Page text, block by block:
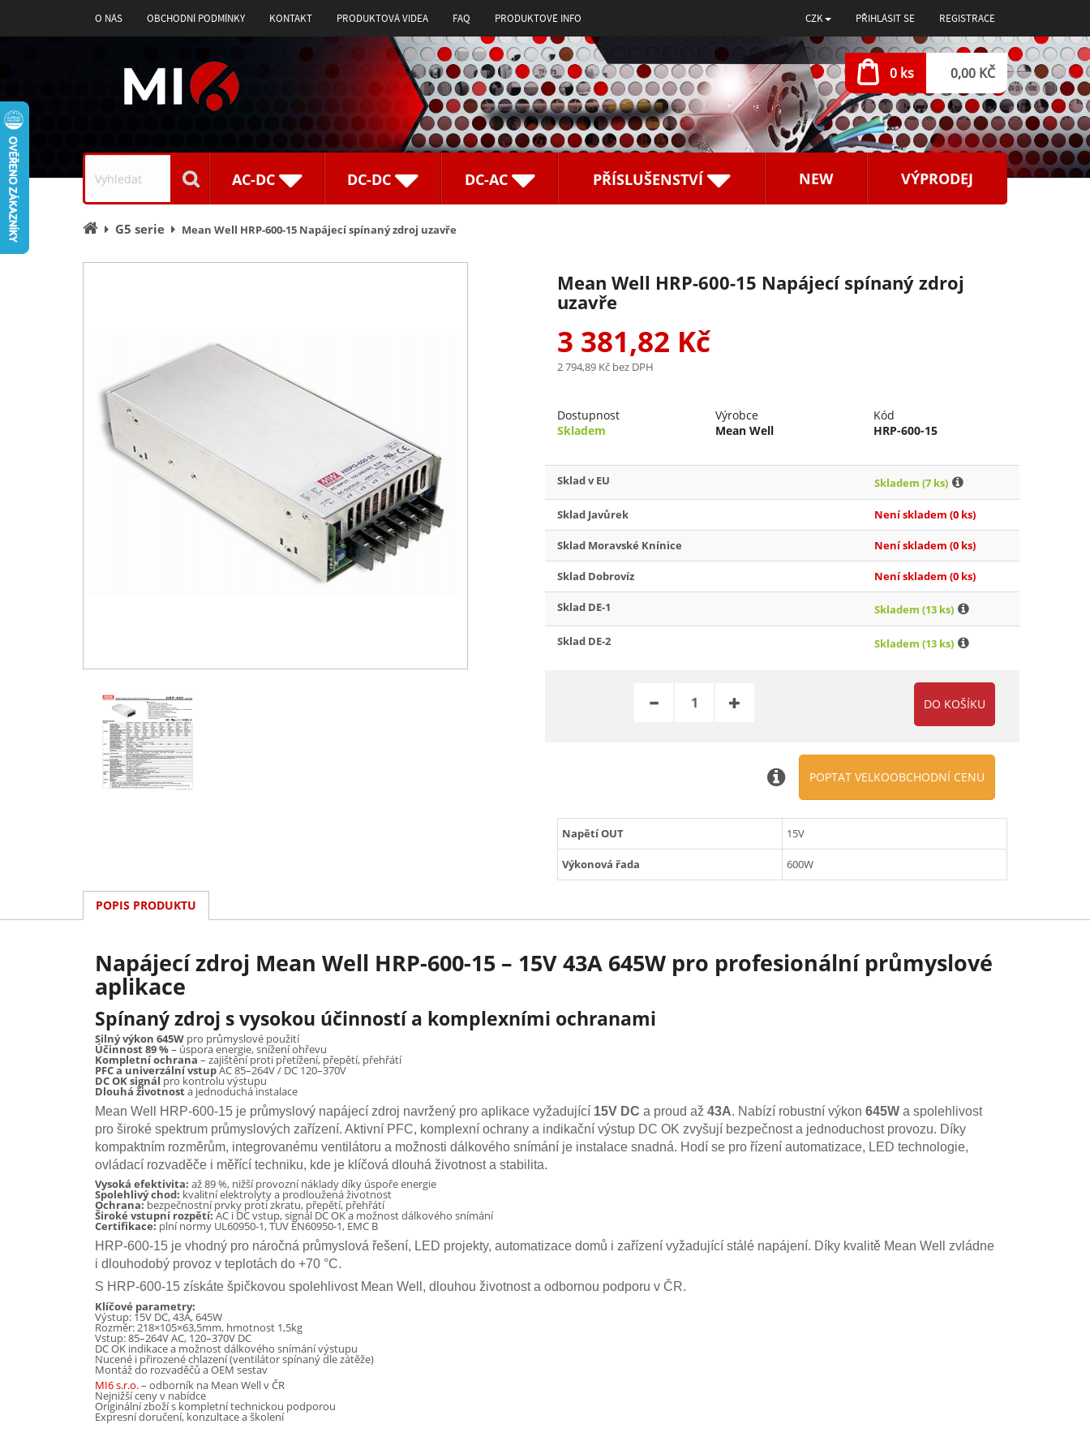
O NÁS OBCHODNÍ PODMÍNKY KONTAKT PRODUKTOVÁ VIDEA FAQ PRODUKTOVÉ INFO CZK PŘIHLÁSIT SE REGISTRACE
0 ks 0,00 KČ
Vyhledávání
AC-DC DC-DC DC-AC PŘÍSLUŠENSTVÍ NEW VÝPRODEJ
ÚvodníG5 serie Mean Well HRP-600-15 Napájecí spínaný zdroj uzavře
Mean Well HRP-600-15 Napájecí spínaný zdroj
uzavře
3 381,82 Kč
2 794,89 Kč bez DPH
Dostupnost
Skladem
Výrobce
Mean Well
Kód
HRP-600-15
Sklad v EU Skladem (7 ks)
Sklad Javůrek Není skladem (0 ks)
Sklad Moravské Knínice Není skladem (0 ks)
Sklad Dobrovíz Není skladem (0 ks)
Sklad DE-1 Skladem (13 ks)
Sklad DE-2 Skladem (13 ks)
POPTAT VELKOOBCHODNÍ CENU
Napětí OUT 15V
Výkonová řada 600W
POPIS PRODUKTU
Napájecí zdroj Mean Well HRP-600-15 – 15V 43A 645W pro profesionální průmyslové
aplikace
Spínaný zdroj s vysokou účinností a komplexními ochranami
Silný výkon 645W pro průmyslové použití
Účinnost 89 %– úspora energie, snížení ohřevu
Kompletní ochrana – zajištění proti přetížení, přepětí, přehřátí
PFC a univerzální vstupAC 85–264V / DC 120–370V
DC OK signál pro kontrolu výstupu
Dlouhá životnosta jednoduchá instalace
Mean Well HRP-600-15 je průmyslový napájecí zdroj navržený pro aplikace vyžadující 15V DC a proud až 43A. Nabízí robustní výkon 645W a spolehlivost
pro široké spektrum průmyslových zařízení. Aktivní PFC, komplexní ochrany a indikační výstup DC OK zvyšují bezpečnost a jednoduchost provozu. Díky
kompaktním rozměrům, integrovanému ventilátoru a možnosti dálkového snímání je instalace snadná. Hodí se pro řízení automatizace, LED technologie,
ovládací rozvaděče i měřící techniku, kde je klíčová dlouhá životnost a stabilita.
Vysoká efektivita: až 89 %, nižší provozní náklady díky úspoře energie
Spolehlivý chod: kvalitní elektrolyty a prodloužená životnost
Ochrana:bezpečnostní prvky proti zkratu, přepětí, přehřátí
Široké vstupní rozpětí:AC i DC vstup, signál DC OK a možnost dálkového snímání
Certifikace: plní normy UL60950-1, TUV EN60950-1, EMC B
HRP-600-15 je vhodný pro náročná průmyslová řešení, LED projekty, automatizace domů i zařízení vyžadující stálé napájení. Díky kvalitě Mean Well zvládne
i dlouhodobý provoz v teplotách do +70 °C.
S HRP-600-15 získáte špičkovou spolehlivost Mean Well, dlouhou životnost a odbornou podporu v ČR.
Klíčové parametry:
Výstup: 15V DC, 43A, 645W
Rozměr: 218×105×63,5mm, hmotnost 1,5kg
Vstup: 85–264V AC, 120–370V DC
DC OK indikace a možnost dálkového snímání výstupu
Nucené i přirozené chlazení (ventilátor spínaný dle zátěže)
Montáž do rozvaděčů a OEM sestav
MI6 s.r.o.– odborník na Mean Well v ČR
Nejnižší ceny v nabídce
Originální zboží s kompletní technickou podporou
Expresní doručení, konzultace a školení